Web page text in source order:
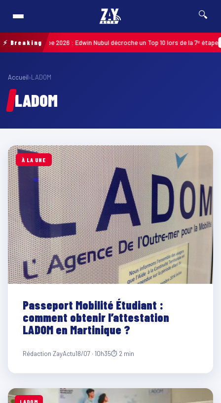
🔍
⚡ Breaking
Guadeloupe 2026 : Edwin Nubul décroche un Top 10 lors de la 7ᵉ étape
Accueil›LADOM
LADOM
À LA UNE
Passeport Mobilité Étudiant :
comment obtenir l’attestation
LADOM en Martinique ?
Rédaction ZayActu18/07 · 10h35⏱ 2 min
LADOM